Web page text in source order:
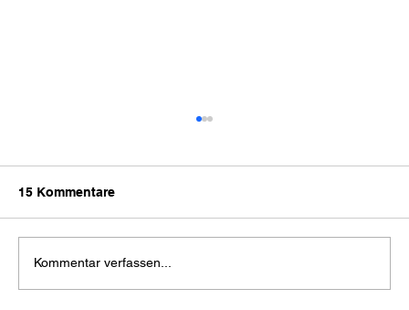
15 Kommentare
Kommentar verfassen...